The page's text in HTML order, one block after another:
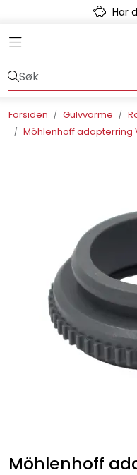
Skip to main contentHar
Toggle navigation
Forsiden Gulvvarme
Möhlenhoff adapterring
Möhlenhoff
Kulvert
Rørsystemer
Snøsmelt
Sprinkler